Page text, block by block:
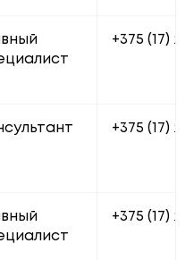
+375 (17)
+375 (17)
+375 (17)